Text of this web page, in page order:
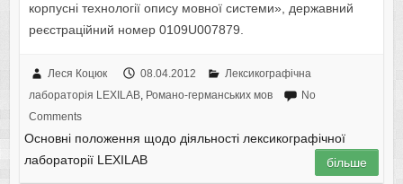
корпусні технології опису мовної системи», державний
реєстраційний номер 0109U007879.
Леся Коцюк 08.04.2012
Лексикографічна
лабораторія LEXILAB, Романо-германських мов
No
Comments
Основні положення щодо діяльності лексикографічної
лабораторії LEXILAB
більше